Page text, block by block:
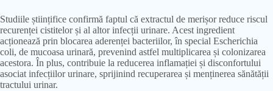
Studiile științifice confirmă faptul că extractul de merișor reduce riscul
recurenței cistitelor și al altor infecții urinare. Acest ingredient
acționează prin blocarea aderenței bacteriilor, în special Escherichia
coli, de mucoasa urinară, prevenind astfel multiplicarea și colonizarea
acestora. În plus, contribuie la reducerea inflamației și disconfortului
asociat infecțiilor urinare, sprijinind recuperarea și menținerea sănătății
tractului urinar.